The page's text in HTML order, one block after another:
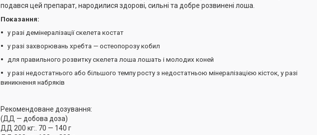
подався цей препарат, народилися здорові, сильні та добре розвинені лоша.
Показання:
у разі демінералізації скелета костат
у разі захворювань хребта — остеопорозу кобил
для правильного розвитку скелета лоша лошать і молодих коней
у разі недостатнього або більшого темпу росту з недостатньою мінералізацією кісток, у разі
виникнення набряків
Рекомендоване дозування:
(ДД — добова доза)
ДД 200 кг:. 70 — 140 г